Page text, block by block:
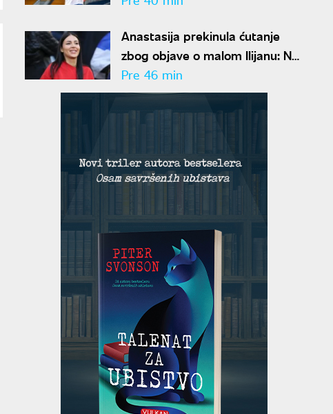
Anastasija prekinula ćutanje
zbog objave o malom Ilijanu: Na
ove reči zaove morala je da
odgovori
Pre 46 min